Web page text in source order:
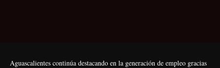
Aguascalientes continúa destacando en la generación de empleo gracias